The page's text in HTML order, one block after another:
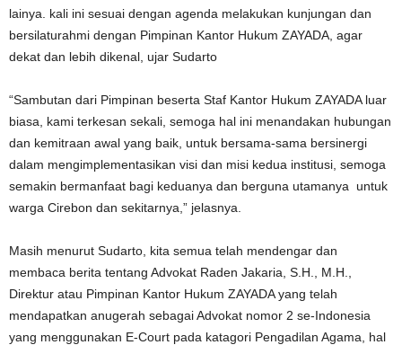
lainya. kali ini sesuai dengan agenda melakukan kunjungan dan
bersilaturahmi dengan Pimpinan Kantor Hukum ZAYADA, agar
dekat dan lebih dikenal, ujar Sudarto
“Sambutan dari Pimpinan beserta Staf Kantor Hukum ZAYADA luar
biasa, kami terkesan sekali, semoga hal ini menandakan hubungan
dan kemitraan awal yang baik, untuk bersama-sama bersinergi
dalam mengimplementasikan visi dan misi kedua institusi, semoga
semakin bermanfaat bagi keduanya dan berguna utamanya untuk
warga Cirebon dan sekitarnya,” jelasnya.
Masih menurut Sudarto, kita semua telah mendengar dan
membaca berita tentang Advokat Raden Jakaria, S.H., M.H.,
Direktur atau Pimpinan Kantor Hukum ZAYADA yang telah
mendapatkan anugerah sebagai Advokat nomor 2 se-Indonesia
yang menggunakan E-Court pada katagori Pengadilan Agama, hal